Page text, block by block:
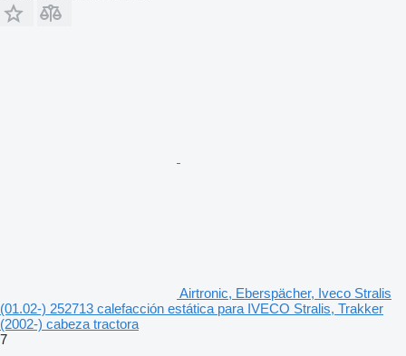
Airtronic, Eberspächer, Iveco Stralis
(01.02-) 252713 calefacción estática para IVECO Stralis, Trakker
(2002-) cabeza tractora
7